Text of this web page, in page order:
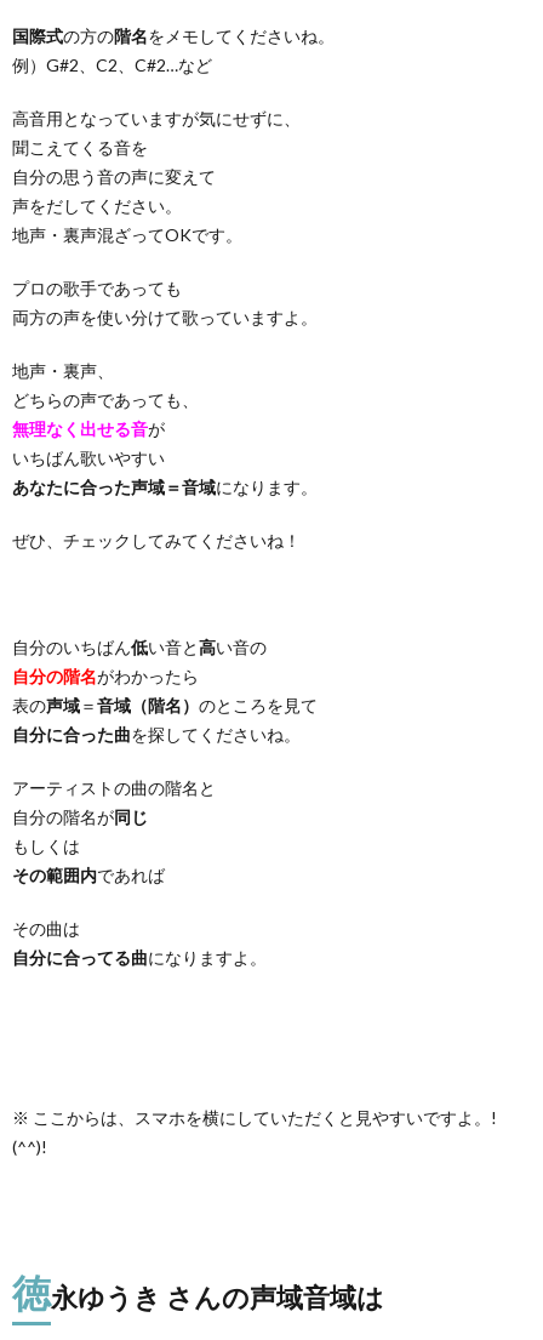
国際式の方の階名をメモしてくださいね。
例）G#2、C2、C#2…など
高音用となっていますが気にせずに、
聞こえてくる音を
自分の思う音の声に変えて
声をだしてください。
地声・裏声混ざってOKです。
プロの歌手であっても
両方の声を使い分けて歌っていますよ。
地声・裏声、
どちらの声であっても、
無理なく出せる音が
いちばん歌いやすい
あなたに合った声域＝音域になります。
ぜひ、チェックしてみてくださいね！
自分のいちばん低い音と高い音の
自分の階名がわかったら
表の声域＝音域（階名） のところを見て
自分に合った曲を探してくださいね。
アーティストの曲の階名と
自分の階名が同じ
もしくは
その範囲内であれば
その曲は
自分に合ってる曲になりますよ。
※ ここからは、スマホを横にしていただくと見やすいですよ。!
(^^)!
徳永ゆうき さんの声域音域は